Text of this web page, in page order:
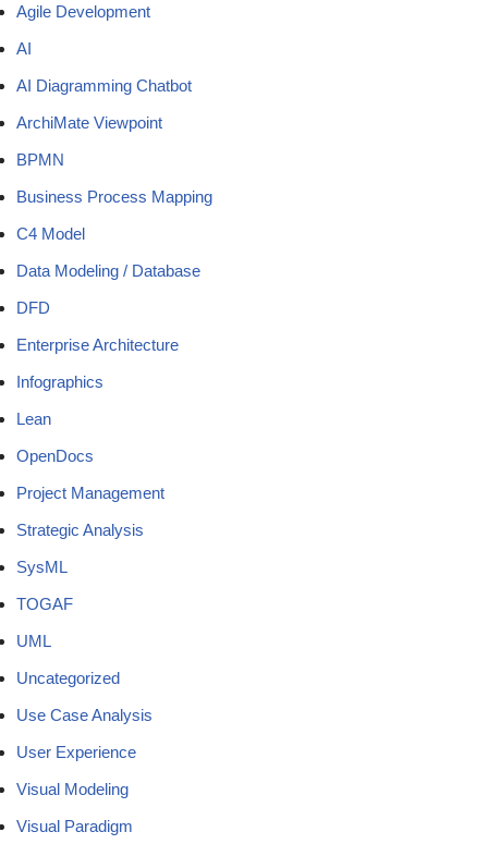
Agile Development
AI
AI Diagramming Chatbot
ArchiMate Viewpoint
BPMN
Business Process Mapping
C4 Model
Data Modeling / Database
DFD
Enterprise Architecture
Infographics
Lean
OpenDocs
Project Management
Strategic Analysis
SysML
TOGAF
UML
Uncategorized
Use Case Analysis
User Experience
Visual Modeling
Visual Paradigm